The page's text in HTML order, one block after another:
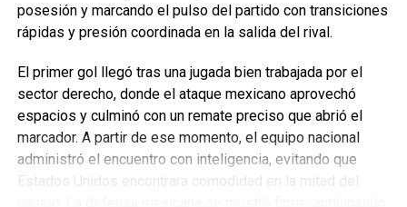
posesión y marcando el pulso del partido con transiciones
rápidas y presión coordinada en la salida del rival.
El primer gol llegó tras una jugada bien trabajada por el
sector derecho, donde el ataque mexicano aprovechó
espacios y culminó con un remate preciso que abrió el
marcador. A partir de ese momento, el equipo nacional
administró el encuentro con inteligencia, evitando que
Estados Unidos encontrara comodidad en la mitad del